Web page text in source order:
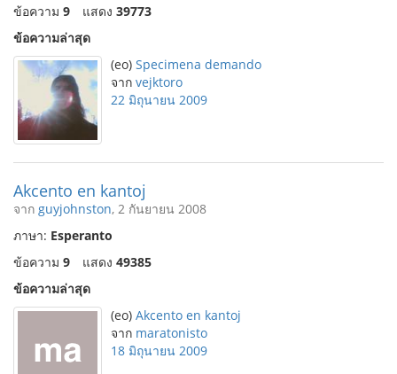
ข้อความ 9 แสดง 39773
ข้อความล่าสุด
(eo) Specimena demando
จาก vejktoro
22 มิถุนายน 2009
Akcento en kantoj
จาก guyjohnston, 2 กันยายน 2008
ภาษา: Esperanto
ข้อความ 9 แสดง 49385
ข้อความล่าสุด
(eo) Akcento en kantoj
จาก maratonisto
18 มิถุนายน 2009